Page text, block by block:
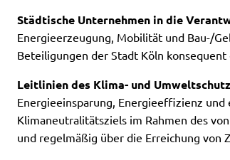
Städtische Unternehmen in die
Energieerzeugung, Mobilität und Bau-/
Beteiligungen der Stadt Köln konsequent
Leitlinien des Klima- und
Energieeinsparung, Energieeffizienz
Klimaneutralitätsziels im Rahmen des
und regelmäßig über die Erreichung von